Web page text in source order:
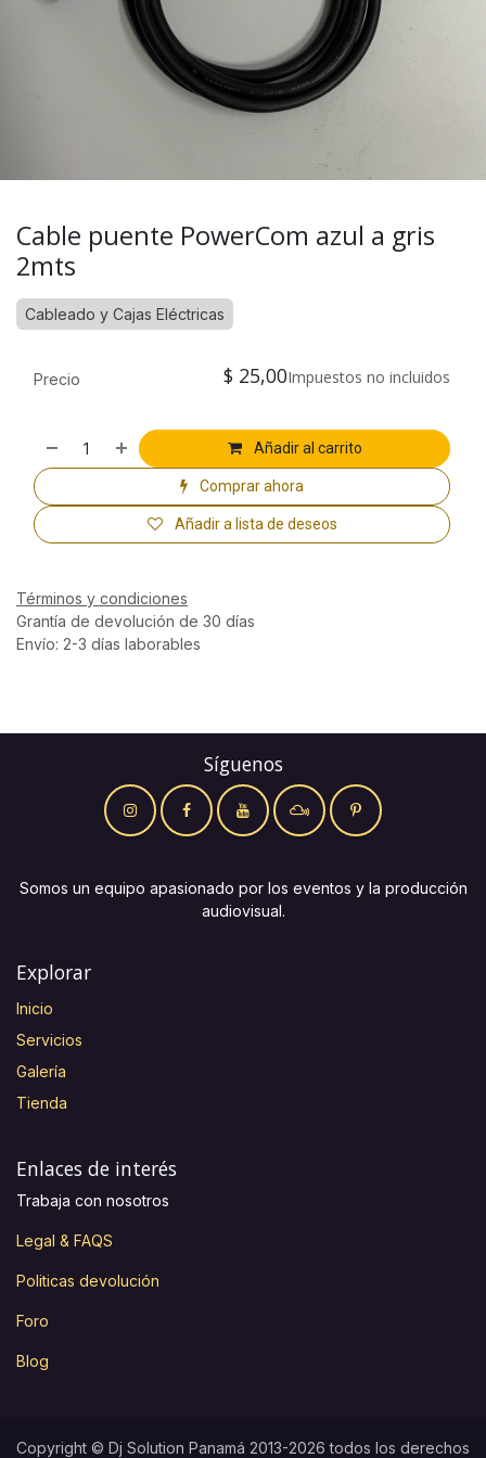
Cable puente PowerCom azul a gris
2mts
Cableado y Cajas Eléctricas
Añadir al carrito
Comprar ahora
Añadir a lista de deseos
Precio $ 25,00Impuestos no incluidos
Términos y condiciones
Grantía de devolución de 30 días
Envío: 2-3 días laborables
Síguenos
Somos un equipo apasionado por los eventos y la producción
audiovisual.
Explorar
Inicio
Servicios
Galería
Tienda
Enlaces de interés
Trabaja con nosotros
Legal & FAQS
Politicas devolución
Foro
Blog
Copyright © Dj Solution Panamá 2013-2026 todos los derechos